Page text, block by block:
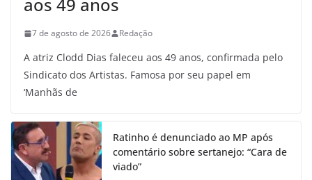
7 de agosto de 2026 Redação
A atriz Clodd Dias faleceu aos 49 anos, confirmada pelo
Sindicato dos Artistas. Famosa por seu papel em
‘Manhãs de
Ratinho é denunciado ao MP após
comentário sobre sertanejo: “Cara de
viado”